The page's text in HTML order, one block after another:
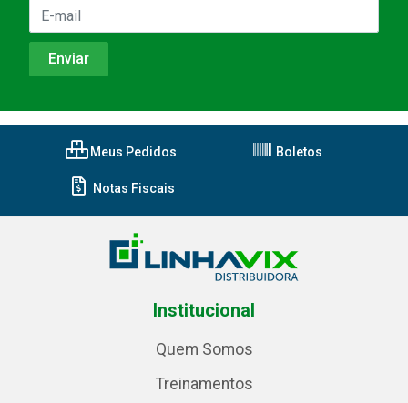
Meus Pedidos Boletos
Notas Fiscais
Institucional
Quem Somos
Treinamentos